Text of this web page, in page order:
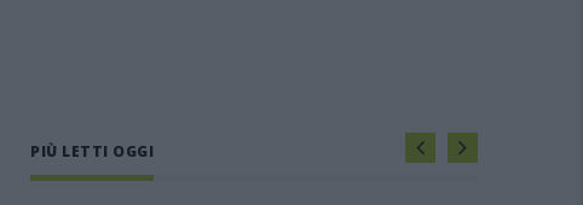
PIÙ LETTI OGGI